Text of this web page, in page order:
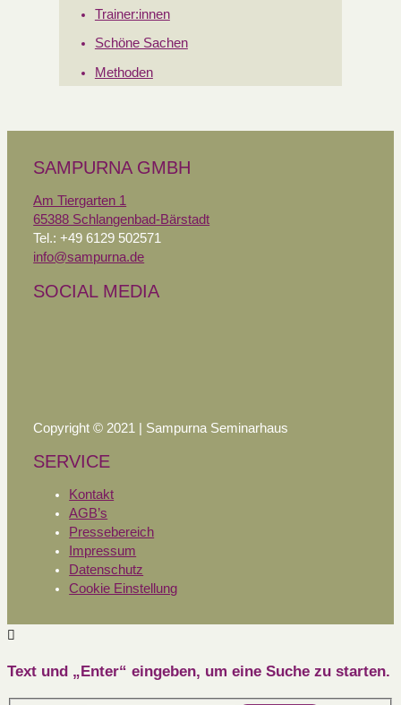
Trainer:innen
Schöne Sachen
Methoden
SAMPURNA GMBH
Am Tiergarten 1
65388 Schlangenbad-Bärstadt
Tel.: +49 6129 502571
info@sampurna.de
SOCIAL MEDIA
Copyright © 2021 | Sampurna Seminarhaus
SERVICE
Kontakt
AGB’s
Pressebereich
Impressum
Datenschutz
Cookie Einstellung
Text und „Enter“ eingeben, um eine Suche zu starten.